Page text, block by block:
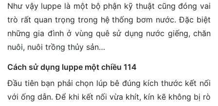
Như vậy luppe là một bộ phận kỹ thuật cũng đóng vai
trò rất quan trọng trong hệ thống bơm nước. Đặc biệt
những gia đình ở vùng quê sử dụng nước giếng, chăn
nuôi, nuôi trồng thủy sản…
Cách sử dụng luppe một chiều 114
Đầu tiên bạn phải chọn lúp bê đúng kích thước kết nối
với ống dẫn. Để khi kết nối vừa khít, kín kẽ không bị rò